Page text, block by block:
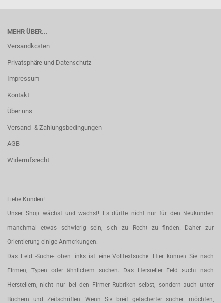
MEHR ÜBER...
Versandkosten
Privatsphäre und Datenschutz
Impressum
Kontakt
Über uns
Versand- & Zahlungsbedingungen
AGB
Widerrufsrecht
Liebe Kunden!
Unser Shop wächst und wächst! Es dürfte nicht nur für den Neukunden
manchmal etwas schwierig sein, sich zu Recht zu finden. Daher zur
Orientierung einige Anmerkungen:
Das Feld -Suche- oben links ist eine Volltextsuche. Hier können Sie nach
Firmen, Typen oder ähnlichem suchen. Das Hersteller Feld sucht nach
Herstellern, nicht nur bei den Firmen-Rubriken selbst, sondern auch unter
Büchern und Zeitschriften. Wenn Sie breit gefächerter suchen möchten,